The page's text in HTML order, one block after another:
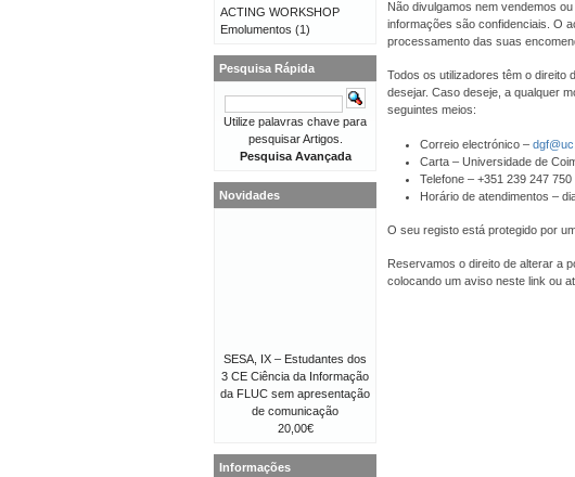
Não divulgamos nem vendemos
informações são confidenciais. O
processamento das suas
Todos os utilizadores têm o direito
desejar. Caso deseje, a qualquer
seguintes meios:
Correio electrónico –
Carta – Universidade de
Telefone – +351 239 247 750
Horário de atendimentos –
O seu registo está protegido por
Reservamos o direito de alterar a
colocando um aviso neste link ou
ACTING WORKSHOP
Emolumentos (1)
Pesquisa Rápida
Utilize palavras chave para
pesquisar Artigos.
Pesquisa Avançada
Novidades
SESA, IX – Estudantes dos
3 CE Ciência da Informação
da FLUC sem apresentação
de comunicação
20,00€
Informações